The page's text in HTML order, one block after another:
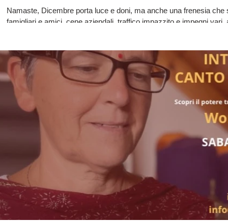
Namaste, Dicembre porta luce e doni, ma anche una frenesia
famigliari e amici, cene aziendali, traffico impazzito e impegni